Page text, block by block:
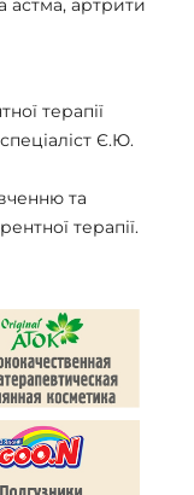
терапії
Є.Ю.
та
терапії.